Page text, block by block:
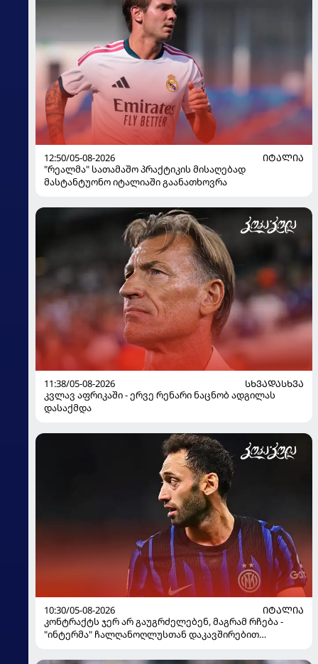
12:50/05-08-2026
ᲘᲢᲐᲚᲘᲐ
"რეალმა" სათამაშო პრაქტიკის მისაღებად
მასტანტუონო იტალიაში გაანათხოვრა
11:38/05-08-2026
ᲡᲮᲕᲐᲓᲐᲡᲮᲕᲐ
კვლავ აფრიკაში - ერვე რენარი ნაცნობ ადგილას
დასაქმდა
10:30/05-08-2026
ᲘᲢᲐᲚᲘᲐ
კონტრაქტს ჯერ არ გაუგრძელებენ, მაგრამ რჩება -
"ინტერმა" ჩალღანოღლუსთან დაკავშირებით